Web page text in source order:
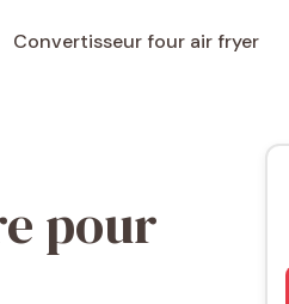
Convertisseur four air fryer
pour